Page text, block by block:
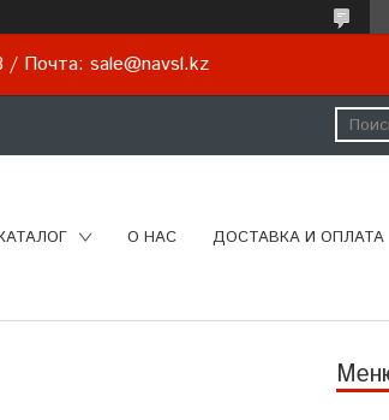
Почта: sale@navsl.kz
О НАС ДОСТАВКА И ОПЛАТА